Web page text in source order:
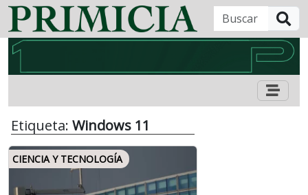
Etiqueta: Windows 11
CIENCIA Y TECNOLOGÍA